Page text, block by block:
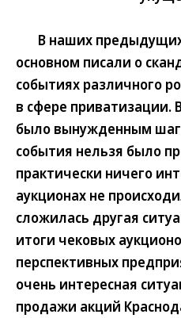
В наших предыдущих
основном писали о
событиях различного
в сфере приватизации.
было вынужденным
события нельзя было
практически ничего
аукционах не
сложилась другая
итоги чековых
перспективных
очень интересная
продажи акций